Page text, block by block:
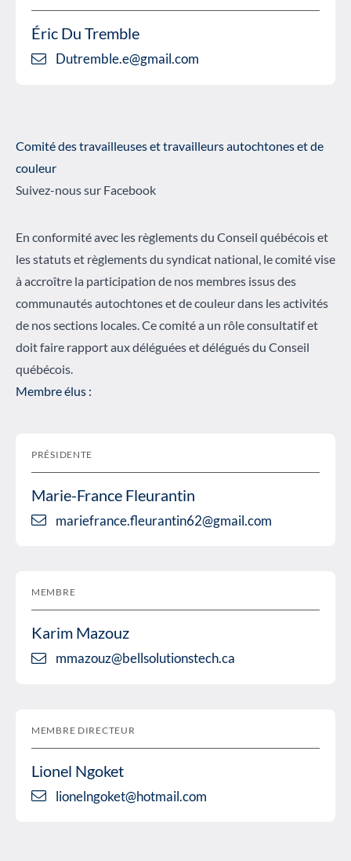
Éric Du Tremble
Dutremble.e@gmail.com
Comité des travailleuses et travailleurs autochtones et de
couleur
Suivez-nous sur Facebook
En conformité avec les règlements du Conseil québécois et
les statuts et règlements du syndicat national, le comité vise
à accroître la participation de nos membres issus des
communautés autochtones et de couleur dans les activités
de nos sections locales. Ce comité a un rôle consultatif et
doit faire rapport aux déléguées et délégués du Conseil
québécois.
Membre élus :
PRÉSIDENTE
Marie-France Fleurantin
mariefrance.fleurantin62@gmail.com
MEMBRE
Karim Mazouz
mmazouz@bellsolutionstech.ca
MEMBRE DIRECTEUR
Lionel Ngoket
lionelngoket@hotmail.com